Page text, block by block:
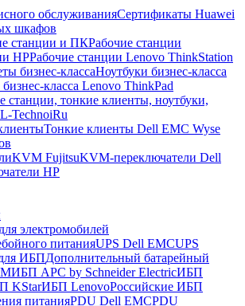
обслуживанияСертификаты Huawei
шкафов
станции и ПКРабочие станции
HPРабочие станции Lenovo ThinkStation
бизнес-классаНоутбуки бизнес-класса
класса Lenovo ThinkPad
станции, тонкие клиенты, ноутбуки,
TechnoiRu
Тонкие клиенты Dell EMC Wyse
KVM FujitsuKVM-переключатели Dell
HP
электромобилей
питанияUPS Dell EMCUPS
ИБПДополнительный батарейный
ИБП APC by Schneider ElectricИБП
KStarИБП LenovoРоссийские ИБП
питанияPDU Dell EMCPDU